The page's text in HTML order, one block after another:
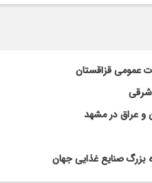
عمومی قزاقستان
و عراق در مشهد
بزرگ صنایع غذایی جهان